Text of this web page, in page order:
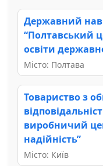
Державний
“Полтавський
освіти
Місто: Полтава
Товариство з
виробничий
надійність”
Місто: Київ